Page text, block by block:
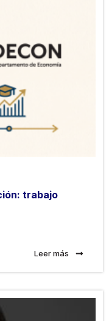
trabajo
Leer más